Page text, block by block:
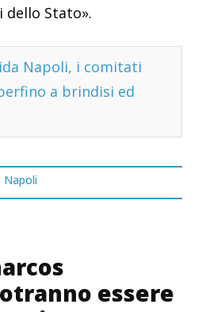
Stato».
Napoli, i comitati
a brindisi ed
Napoli
essere